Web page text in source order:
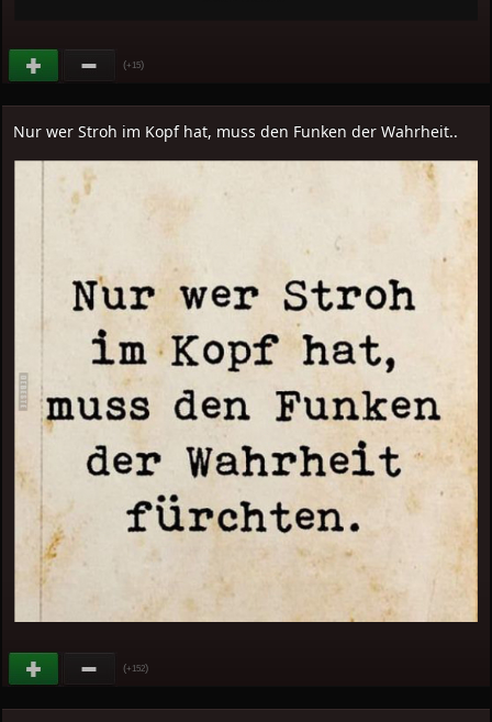
(+15)
Nur wer Stroh im Kopf hat, muss den Funken der Wahrheit..
(+152)